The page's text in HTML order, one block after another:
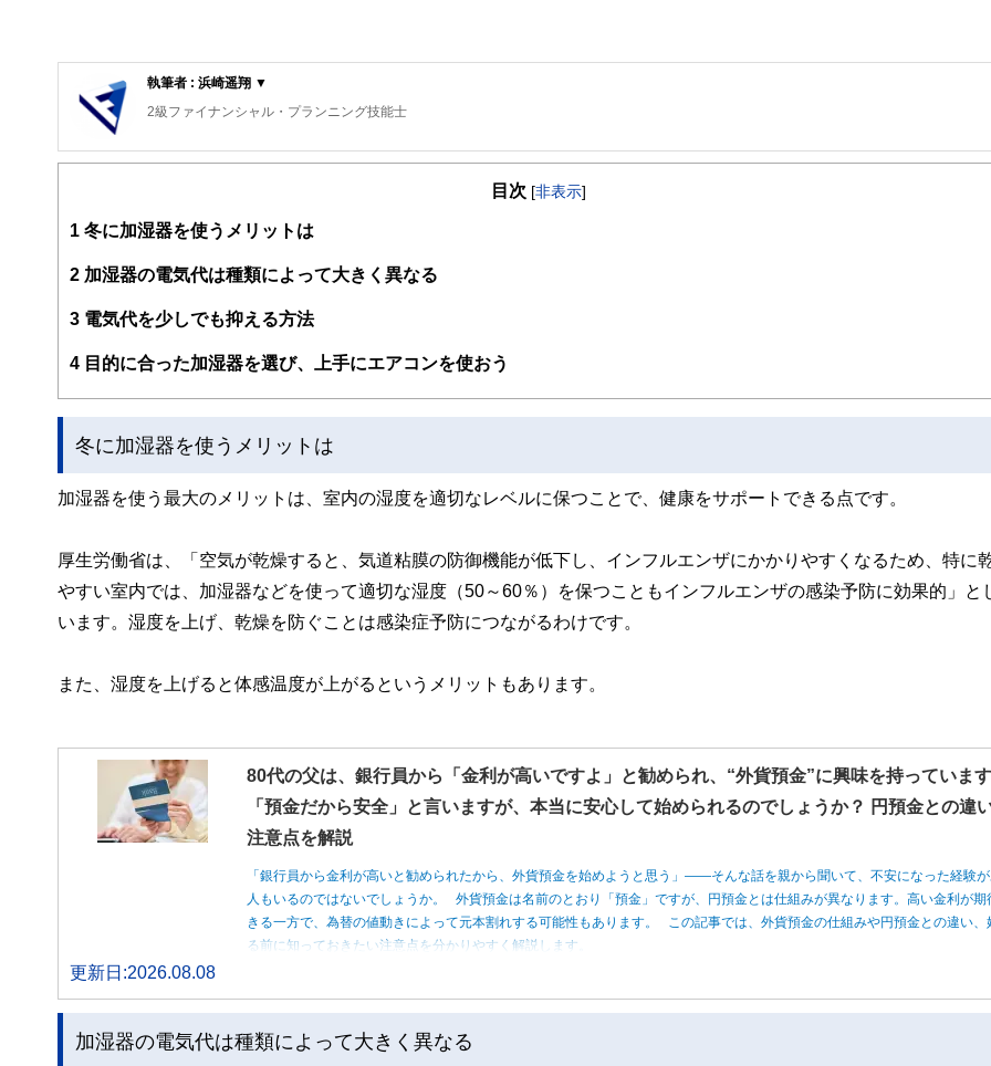
執筆者 : 浜崎遥翔 ▼
2級ファイナンシャル・プランニング技能士
目次 [非表示]
1 冬に加湿器を使うメリットは
2 加湿器の電気代は種類によって大きく異なる
3 電気代を少しでも抑える方法
4 目的に合った加湿器を選び、上手にエアコンを使おう
冬に加湿器を使うメリットは
加湿器を使う最大のメリットは、室内の湿度を適切なレベルに保つことで、健康をサポートできる点です。
厚生労働省は、「空気が乾燥すると、気道粘膜の防御機能が低下し、インフルエンザにかかりやすくなるため、特に
やすい室内では、加湿器などを使って適切な湿度（50～60％）を保つこともインフルエンザの感染予防に効果的」と
います。湿度を上げ、乾燥を防ぐことは感染症予防につながるわけです。
また、湿度を上げると体感温度が上がるというメリットもあります。
80代の父は、銀行員から「金利が高いですよ」と勧められ、“外貨預金”に興味を持っていま
「預金だから安全」と言いますが、本当に安心して始められるのでしょうか？ 円預金との違
注意点を解説
「銀行員から金利が高いと勧められたから、外貨預金を始めようと思う」――そんな話を親から聞いて、不安になった経験
人もいるのではないでしょうか。 外貨預金は名前のとおり「預金」ですが、円預金とは仕組みが異なります。高い金利が期
きる一方で、為替の値動きによって元本割れする可能性もあります。 この記事では、外貨預金の仕組みや円預金との違い、
る前に知っておきたい注意点を分かりやすく解説します。
更新日:2026.08.08
加湿器の電気代は種類によって大きく異なる